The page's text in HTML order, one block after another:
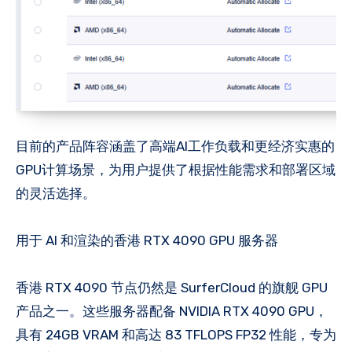
目前的产品阵容涵盖了高端AI工作负载和更经济实惠的
GPU计算场景，为用户提供了根据性能需求和部署区域
的灵活选择。
用于 AI 和渲染的香港 RTX 4090 GPU 服务器
香港 RTX 4090 节点仍然是 SurferCloud 的旗舰 GPU
产品之一。这些服务器配备 NVIDIA RTX 4090 GPU，
具有 24GB VRAM 和高达 83 TFLOPS FP32 性能，专为